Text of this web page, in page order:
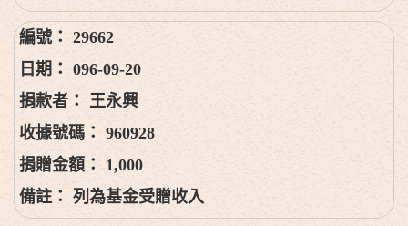
29662
096-09-20
王永興
960928
1,000
列為基金受贈收入